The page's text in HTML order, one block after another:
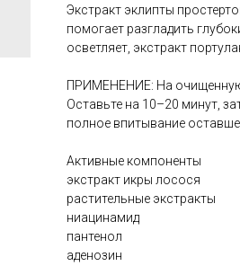
Экстракт эклипты
помогает разгладить
осветляет, экстракт
ПРИМЕНЕНИЕ: На очищенную
Оставьте на 10–20 минут,
полное впитывание
Активные компоненты
экстракт икры лосося
растительные экстракты
ниацинамид
пантенол
аденозин